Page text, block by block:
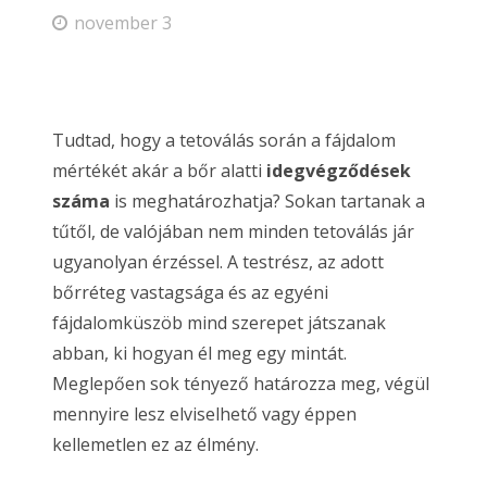
november 3
Tudtad, hogy a tetoválás során a fájdalom
mértékét akár a bőr alatti idegvégződések
száma is meghatározhatja? Sokan tartanak a
tűtől, de valójában nem minden tetoválás jár
ugyanolyan érzéssel. A testrész, az adott
bőrréteg vastagsága és az egyéni
fájdalomküszöb mind szerepet játszanak
abban, ki hogyan él meg egy mintát.
Meglepően sok tényező határozza meg, végül
mennyire lesz elviselhető vagy éppen
kellemetlen ez az élmény.